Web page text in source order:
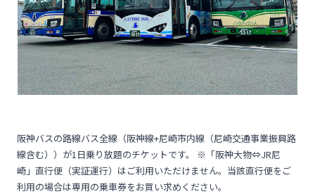
阪神バスの路線バス全線（阪神線+尼崎市内線（尼崎交通事業振興路
線含む））が1日乗り放題のチケットです。 ※「阪神大物⇔JR尼
崎」直行便（実証運行）はご利用いただけません。当該直行便をご
利用の場合は専用の乗車券をお買い求めください。